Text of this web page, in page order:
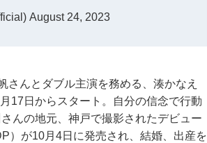
August 24, 2023
んとダブル主演を務める、湊かなえ
17日からスタート。自分の信念で行動
んの地元、神戸で撮影されたデビュー
）が10月4日に発売され、結婚、出産を